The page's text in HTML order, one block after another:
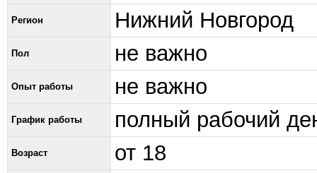
Регион Нижний Новгород
Пол не важно
Опыт работы не важно
График работы полный рабочий
Возраст от 18